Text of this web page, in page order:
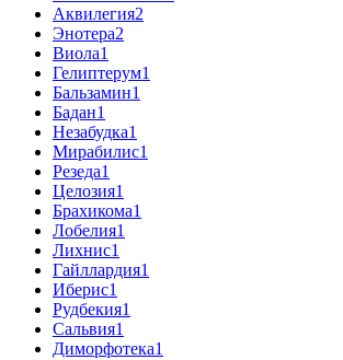
Аквилегия2
Энотера2
Виола1
Гелиптерум1
Бальзамин1
Бадан1
Незабудка1
Мирабилис1
Резеда1
Целозия1
Брахикома1
Лобелия1
Лихнис1
Гайллардия1
Иберис1
Рудбекия1
Сальвия1
Диморфотека1